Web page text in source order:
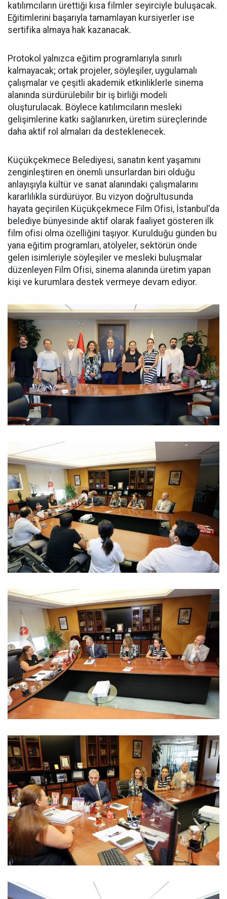
katılımcıların ürettiği kısa filmler seyirciyle buluşacak.
Eğitimlerini başarıyla tamamlayan kursiyerler ise
sertifika almaya hak kazanacak.
Protokol yalnızca eğitim programlarıyla sınırlı
kalmayacak; ortak projeler, söyleşiler, uygulamalı
çalışmalar ve çeşitli akademik etkinliklerle sinema
alanında sürdürülebilir bir iş birliği modeli
oluşturulacak. Böylece katılımcıların mesleki
gelişimlerine katkı sağlanırken, üretim süreçlerinde
daha aktif rol almaları da desteklenecek.
Küçükçekmece Belediyesi, sanatın kent yaşamını
zenginleştiren en önemli unsurlardan biri olduğu
anlayışıyla kültür ve sanat alanındaki çalışmalarını
kararlılıkla sürdürüyor. Bu vizyon doğrultusunda
hayata geçirilen Küçükçekmece Film Ofisi, İstanbul'da
belediye bünyesinde aktif olarak faaliyet gösteren ilk
film ofisi olma özelliğini taşıyor. Kurulduğu günden bu
yana eğitim programları, atölyeler, sektörün önde
gelen isimleriyle söyleşiler ve mesleki buluşmalar
düzenleyen Film Ofisi, sinema alanında üretim yapan
kişi ve kurumlara destek vermeye devam ediyor.